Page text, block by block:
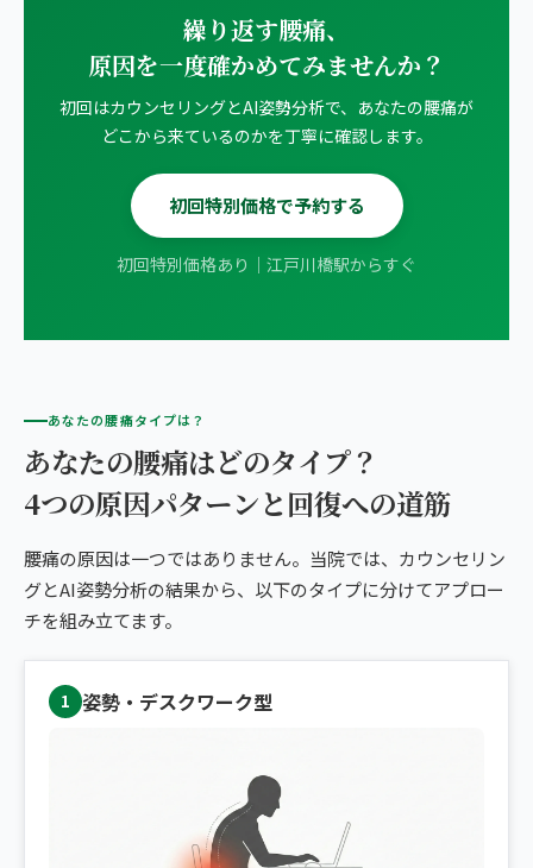
繰り返す腰痛、
原因を一度確かめてみませんか？
初回はカウンセリングとAI姿勢分析で、あなたの腰痛が
どこから来ているのかを丁寧に確認します。
初回特別価格で予約する
初回特別価格あり｜江戸川橋駅からすぐ
あなたの腰痛タイプは？
あなたの腰痛はどのタイプ？
4つの原因パターンと回復への道筋
腰痛の原因は一つではありません。当院では、カウンセリン
グとAI姿勢分析の結果から、以下のタイプに分けてアプロー
チを組み立てます。
1 姿勢・デスクワーク型